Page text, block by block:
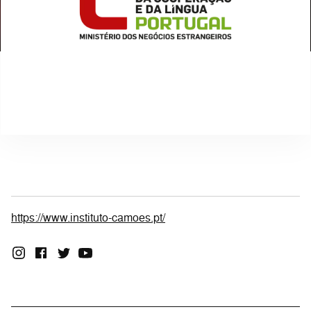
https://www.instituto-camoes.pt/